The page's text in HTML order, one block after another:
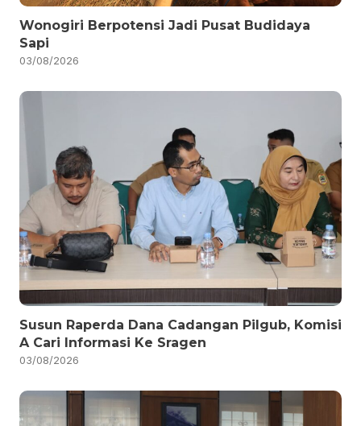
Wonogiri Berpotensi Jadi Pusat Budidaya
Sapi
03/08/2026
Susun Raperda Dana Cadangan Pilgub, Komisi
A Cari Informasi Ke Sragen
03/08/2026